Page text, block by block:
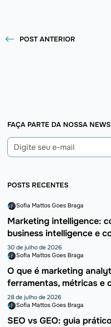
POST ANTERIOR
FAÇA PARTE DA NOSSA
POSTS RECENTES
Sofia Mattos Goes Braga
Marketing intelligence:
business intelligence e
30 de julho de 2026
Sofia Mattos Goes Braga
O que é marketing
ferramentas, métricas e
28 de julho de 2026
Sofia Mattos Goes Braga
SEO vs GEO: guia